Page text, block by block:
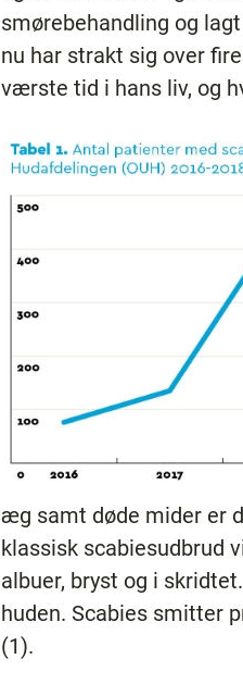
smørebehandling og
nu har strakt sig over
værste tid i hans liv, og
æg samt døde mider er
klassisk scabiesudbrud
albuer, bryst og i
huden. Scabies smitter
(1).